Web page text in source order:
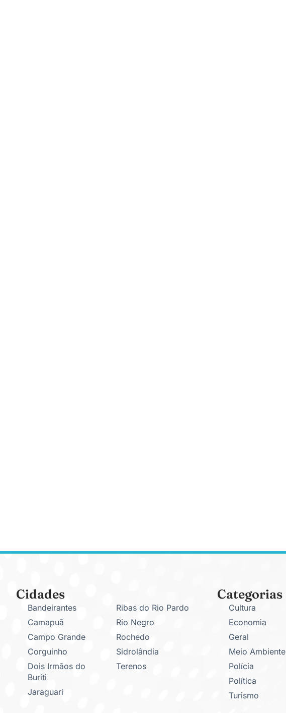
Cidades
Bandeirantes
Camapuã
Campo Grande
Corguinho
Dois Irmãos do
Buriti
Jaraguari
Ribas do Rio Pardo
Rio Negro
Rochedo
Sidrolândia
Terenos
Categorias
Cultura
Economia
Geral
Meio Ambiente
Polícia
Política
Turismo